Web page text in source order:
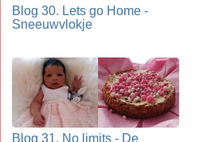
Blog 30. Lets go Home -
Sneeuwvlokje
Blog 31. No limits - De